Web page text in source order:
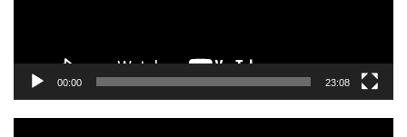
00:00 23:08